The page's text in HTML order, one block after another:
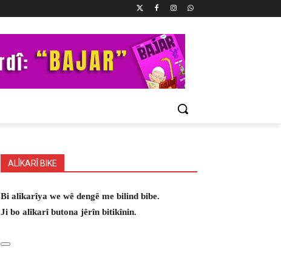
ALÎKARÎ BIKE
Bi alîkarîya we wê dengê me bilind bibe.
Ji bo alîkarî butona jêrîn bitikînin.